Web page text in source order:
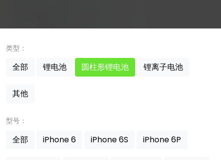
类型：
全部 锂电池 圆柱形锂电池 锂离子电池
其他
型号：
全部 iPhone 6 iPhone 6S iPhone 6P